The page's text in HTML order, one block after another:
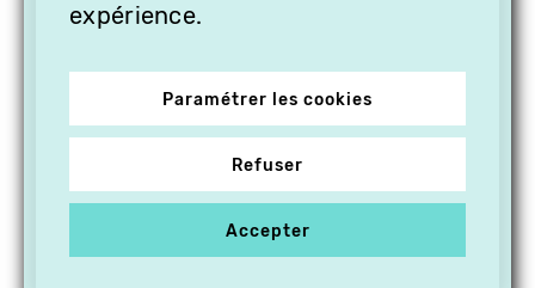
expérience.
Paramétrer les cookies
Refuser
Accepter